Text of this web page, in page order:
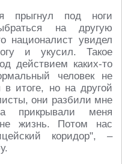
прыгнул под ноги
на другую
националист увидел
и укусил. Такое
действием каких-то
человек не
в итоге, но на другой
они разбили мне
прикрывали меня
жизнь. Потом нас
коридор", –